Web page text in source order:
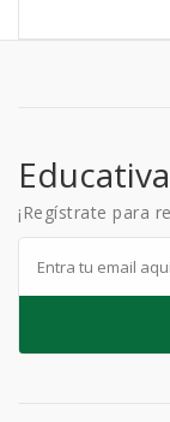
Educativa
¡Regístrate para